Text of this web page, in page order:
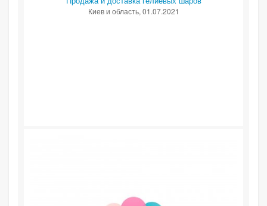
Киев и область, 01.07.2021